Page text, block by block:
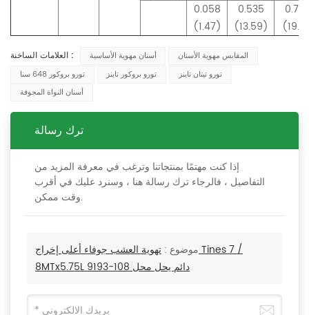
0.058
(1.47)
0.535
(13.59)
العلامات الساخنة : أسنان مهوية الأساسية
المقابس مهوية الأسنان
تورو بروكور 648 سنا
تورو بروكور تاينز
تورو تيتان تاينز
أسنان النواة المجوفة
ترك رسالة
إذا كنت مهتمًا بمنتجاتنا وترغب في معرفة المزيد من
التفاصيل ، فالرجاء ترك رسالة هنا ، وسنرد عليك في أقرب
وقت ممكن.
موضوع : تهوية العشب جوفاء أعلى إخراج Tines 7 /
8MTx5.75L دائم يحل محل 108-9193